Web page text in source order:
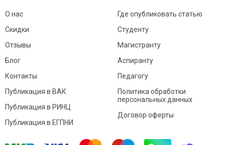
О нас
Скидки
Отзывы
Блог
Контакты
Где опубликовать статью
Студенту
Магистранту
Аспиранту
Педагогу
Публикация в ВАК
Публикация в РИНЦ
Публикация в ЕГПНИ
Политика обработки
персональных данных
Договор оферты